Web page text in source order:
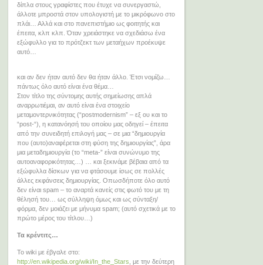
δίπλα στους γραφίστες που έτυχε να συνεργαστώ,
άλλοτε μπροστά στον υπολογιστή με το μικρόφωνο στο
πλάι… Αλλά και στο πανεπιστήμιο ως φοιτητής και
έπειτα, κλπ κλπ. Όταν χρειάστηκε να σχεδιάσω ένα
εξώφυλλο για το πρότζεκτ των μεταήχων προέκυψε
αυτό…
και αν δεν ήταν αυτό δεν θα ήταν άλλο. Έτσι νομίζω…
πάντως όλο αυτό είναι ένα θέμα…
Στον τίτλο της σύντομης αυτής σημείωσης απλά
αναρρωτιέμαι, αν αυτό είναι ένα στοιχείο
μεταμοντερνικότητας (“postmodernism” – εξ ου και το
“post-“), η κατανόησή του οποίου μας οδηγεί – έπειτα
από την συνειδητή επιλογή μας – σε μια “δημιουργία
που (αυτο)αναφέρεται στη φύση της δημιουργίας”, άρα
μια μεταδημιουργία (το “meta-” είναι συνώνυμο της
αυτοαναφορικότητας…) … και ξεκινάμε βέβαια από τα
εξώφυλλα δίσκων για να φτάσουμε ίσως σε πολλές
άλλες εκφάνσεις δημιουργίας. Οπωσδήποτε όλο αυτό
δεν είναι spam – το αναρτά κανείς στις φωτό του με τη
θέλησή του… ως σύλληψη όμως και ως σύνταξη/
φόρμα, δεν μοιάζει με μήνυμα spam; (αυτό σχετικά με το
πρώτο μέρος του τίτλου…)
Τα κρέντιτς…
Το wiki με έβγαλε στο:
http://en.wikipedia.org/wiki/In_the_Stars , με την δεύτερη